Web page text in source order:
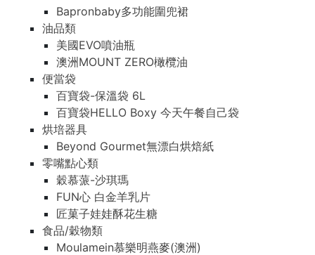
Bapronbaby多功能圍兜裙
油品類
美國EVO噴油瓶
澳洲MOUNT ZERO橄欖油
便當袋
百寶袋-保溫袋 6L
百寶袋HELLO Boxy 今天午餐自己袋
烘培器具
Beyond Gourmet無漂白烘焙紙
零嘴點心類
穀慕蒎-沙琪瑪
FUN心 白金羊乳片
匠菓子娃娃酥花生糖
食品/穀物類
Moulamein慕樂明燕麥(澳洲)